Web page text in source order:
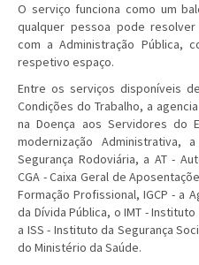
O serviço funciona como um
qualquer pessoa pode
com a Administração Pública,
respetivo espaço.
Entre os serviços disponíveis
Condições do Trabalho, a
na Doença aos Servidores do
modernização Administrativa,
Segurança Rodoviária, a AT -
CGA - Caixa Geral de
Formação Profissional, IGCP - a
da Dívida Pública, o IMT -
a ISS - Instituto da Segurança
do Ministério da Saúde.